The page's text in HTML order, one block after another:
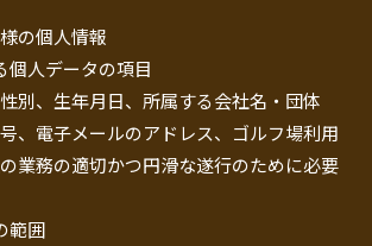
の個人情報
個人データの項目
別、生年月日、所属する会社名・団体
、電子メールのアドレス、ゴルフ場利用
業務の適切かつ円滑な遂行のために必要
範囲